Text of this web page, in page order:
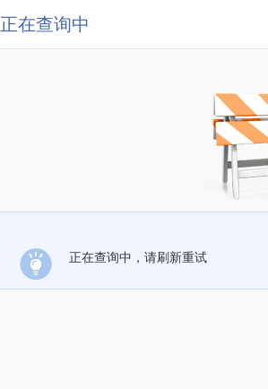
正在查询中
正在查询中，请刷新重试